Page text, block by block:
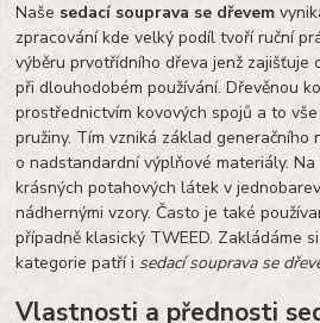
Naše sedací souprava se dřevem
zpracování kde velký podíl tvoří ruční
výběru prvotřídního dřeva jenž zajišťuje
při dlouhodobém používání. Dřevěnou
prostřednictvím kovových spojů a to
pružiny. Tím vzniká základ generačního
o nadstandardní výplňové materiály.
krásných potahových látek v
nádhernými vzory. Často je také
případně klasický TWEED. Zakládáme
kategorie patří i sedací souprava se
Vlastnosti a přednosti